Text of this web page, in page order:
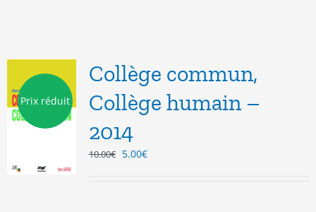
Prix réduit
Collège commun,
Collège humain –
2014
10.00€ Le
5.00€Le